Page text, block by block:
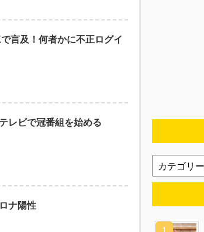
言及！何者かに不正ログイ
レビで冠番組を始める
ナ陽性